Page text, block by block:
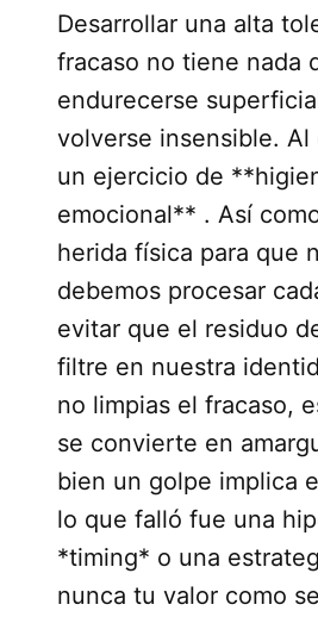
Desarrollar una alta
fracaso no tiene nada
endurecerse
volverse insensible. Al
un ejercicio de
emocional** . Así
herida física para que
debemos procesar
evitar que el residuo
filtre en nuestra
no limpias el fracaso,
se convierte en
bien un golpe implica
lo que falló fue una
*timing* o una
nunca tu valor como